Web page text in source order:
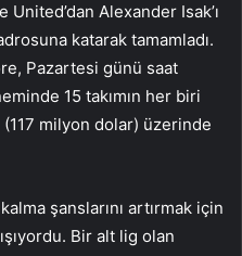
Alexander Isak’ı
katarak tamamladı.
Pazartesi günü saat
15 takımın her biri
milyon dolar) üzerinde
şanslarını artırmak için
Bir alt lig olan